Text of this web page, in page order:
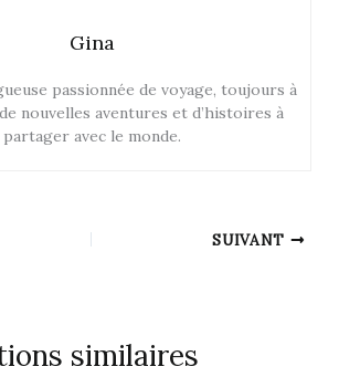
Gina
passionnée de voyage, toujours à
nouvelles aventures et d’histoires à
partager avec le monde.
SUIVANT
similaires